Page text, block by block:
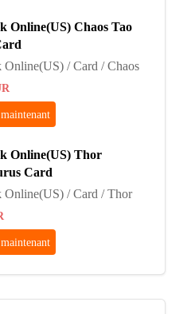
Online(US) Chaos Tao
Online(US) / Card / Chaos
Online(US) Thor
Card
Online(US) / Card / Thor